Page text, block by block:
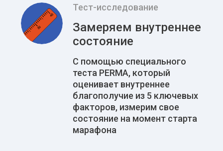
Тест-исследование
Замеряем внутреннее
состояние
С помощью специального
теста PERMA, который
оценивает внутреннее
благополучие из 5 ключевых
факторов, измерим свое
состояние на момент старта
марафона